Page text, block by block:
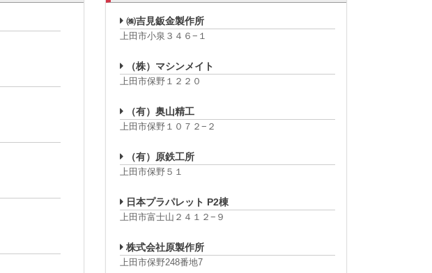
㈱吉見鈑金製作所
上田市小泉３４６−１
（株）マシンメイト
上田市保野１２２０
（有）奥山精工
上田市保野１０７２−２
（有）原鉄工所
上田市保野５１
日本プラパレット P2棟
上田市富士山２４１２−９
株式会社原製作所
上田市保野248番地7